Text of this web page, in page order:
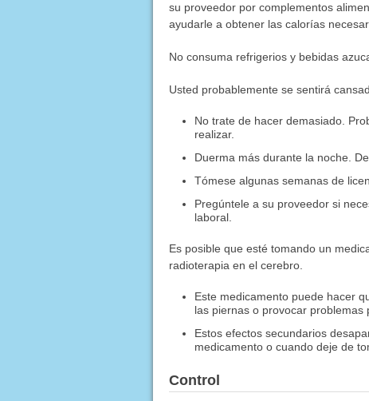
su proveedor por complementos
ayudarle a obtener las calorías
No consuma refrigerios y bebidas
Usted probablemente se sentirá
No trate de hacer demasiado.
realizar.
Duerma más durante la noche.
Tómese algunas semanas de
Pregúntele a su proveedor si
laboral.
Es posible que esté tomando un
radioterapia en el cerebro.
Este medicamento puede hacer
las piernas o provocar problemas
Estos efectos secundarios
medicamento o cuando deje de
Control